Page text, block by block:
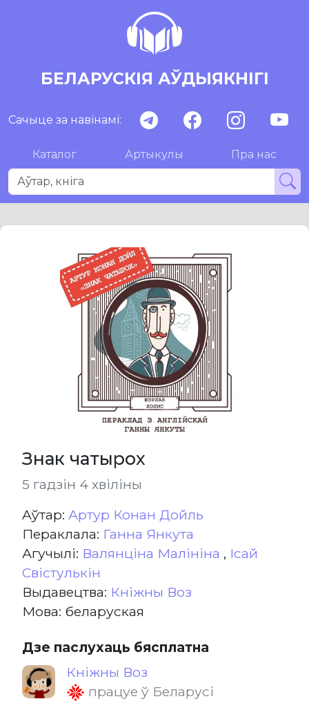
БЕЛАРУСКІЯ АЎДЫЯКНІГІ
Сачыце за навінамі:
Каталог Артыкулы Пра нас
Знак чатырох
5 гадзін 4 хвіліны
Aўтар: Артур Конан Дойль
Пераклала: Ганна Янкута
Агучылі: Валянціна Малініна , Ісай
Свістулькін
Выдавецтва: Кніжны Воз
Мова: беларуская
Дзе паслухаць бясплатна
Кніжны Воз
працуе ў Беларусі